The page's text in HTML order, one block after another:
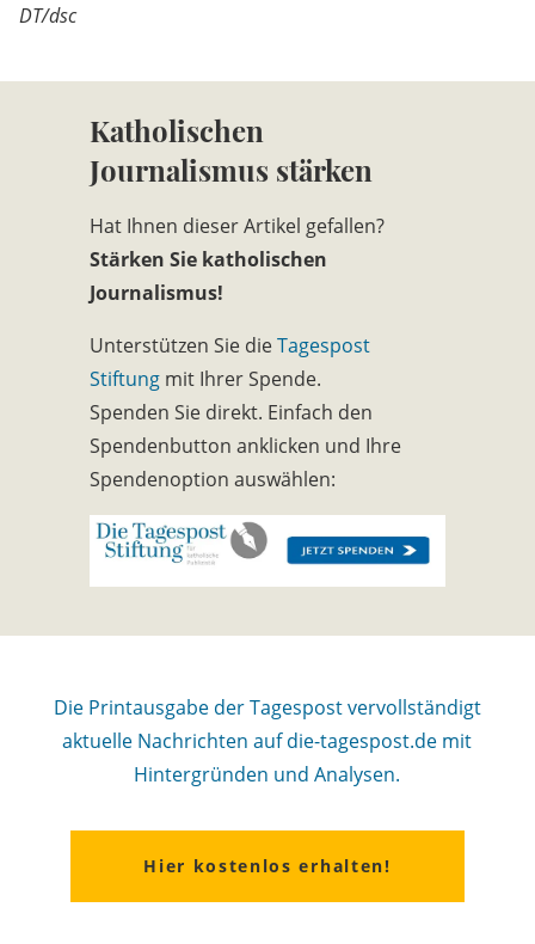
DT/dsc
Katholischen
Journalismus stärken
Hat Ihnen dieser Artikel gefallen?
Stärken Sie katholischen
Journalismus!
Unterstützen Sie dieTagespost
Stiftung mit Ihrer Spende.
Spenden Sie direkt. Einfach den
Spendenbutton anklicken und Ihre
Spendenoption auswählen:
Die Printausgabe der Tagespost vervollständigt
aktuelle Nachrichten auf die-tagespost.de mit
Hintergründen und Analysen.
Hier kostenlos erhalten!